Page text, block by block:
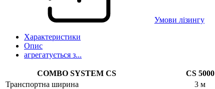
Умови лізингу
Характеристики
Опис
агрегатується з...
COMBO SYSTEM CS
CS 5000
Транспортна ширина
3 м